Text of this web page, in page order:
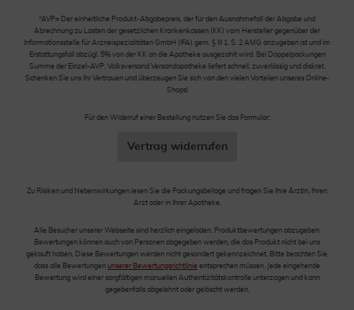
*AVP= Der einheitliche Produkt-Abgabepreis, der für den Ausnahmefall der Abgabe und
Abrechnung zu Lasten der gesetzlichen Krankenkassen (KK) vom Hersteller gegenüber der
Informationsstelle für Arzneispezialitäten GmbH (IFA) gem. § III 1, S. 2 AMG anzugeben ist und im
Erstattungsfall abzügl. 5% von der KK an die Apotheke ausgezahlt wird. Bei Doppelpackungen
Summe der Einzel-AVP. Volksversand Versandapotheke liefert schnell, zuverlässig und diskret.
Schenken Sie uns Ihr Vertrauen und überzeugen Sie sich von den vielen Vorteilen unseres Online-
Shops!
Für den Widerruf einer Bestellung nutzen Sie das Formular:
Vertrag widerrufen
Zu Risiken und Nebenwirkungen lesen Sie die Packungsbeilage und fragen Sie Ihre Ärztin, Ihren
Arzt oder in Ihrer Apotheke.
Alle Besucher unserer Webseite sind herzlich eingeladen, Produktbewertungen abzugeben.
Bewertungen können auch von Personen abgegeben werden, die das Produkt nicht bei uns
gekauft haben. Diese Bewertungen werden nicht gesondert gekennzeichnet. Bitte beachten Sie,
dass alle Bewertungen unserer Bewertungsrichtlinie entsprechen müssen. Jede eingehende
Bewertung wird einer sorgfältigen manuellen Authentizitätskontrolle unterzogen und kann
gegebenfalls abgelehnt oder gelöscht werden.